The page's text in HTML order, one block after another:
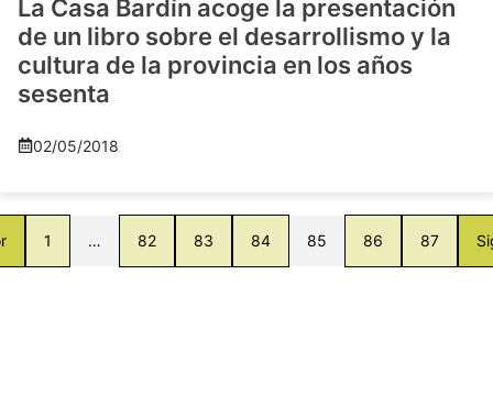
La Casa Bardín acoge la presentación
de un libro sobre el desarrollismo y la
cultura de la provincia en los años
sesenta
02/05/2018
1 … 82 83 84 85 86 87